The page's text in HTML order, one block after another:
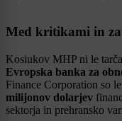
Med kritikami in
Kosiukov MHP ni le
Evropska banka za
Finance Corporation so
milijonov dolarjev
sektorja in prehransko